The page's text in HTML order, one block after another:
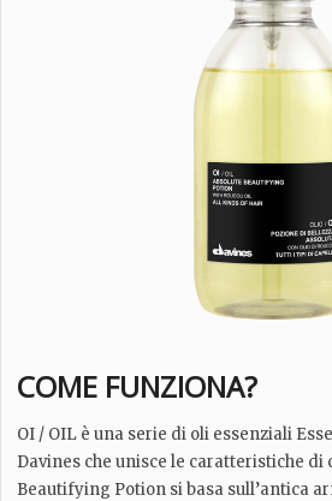
COME FUNZIONA?
OI / OIL è una serie di oli essenziali
Davines che unisce le caratteristiche di
Beautifying Potion si basa sull’antica